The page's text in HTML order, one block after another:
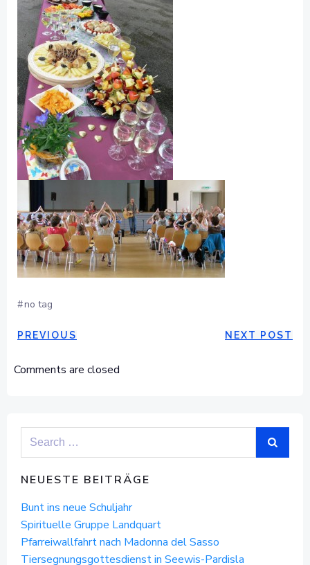
#no tag
POST
NAVIGATION
PREVIOUS
POSTNEXT POST
Comments are closed
Search
NEUESTE BEITRÄGE
Bunt ins neue Schuljahr
Spirituelle Gruppe Landquart
Pfarreiwallfahrt nach Madonna del Sasso
Tiersegnungsgottesdienst in Seewis-Pardisla